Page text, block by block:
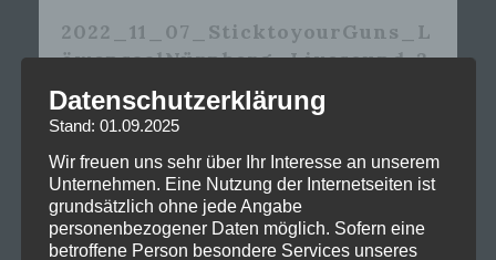
2022_11_07_SticktoyourGuns_L
öwensaalNürnberg_Livesound-3
Datenschutzerklärung
Stand: 01.09.2025
Wir freuen uns sehr über Ihr Interesse an unserem
Unternehmen. Eine Nutzung der Internetseiten ist
grundsätzlich ohne jede Angabe
personenbezogener Daten möglich. Sofern eine
betroffene Person besondere Services unseres